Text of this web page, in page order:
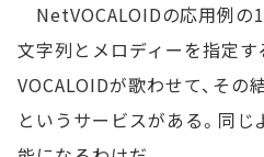
NetVOCALOIDの応用例の
文字列とメロディーを指定す
VOCALOIDが歌わせて、その
というサービスがある。同じ